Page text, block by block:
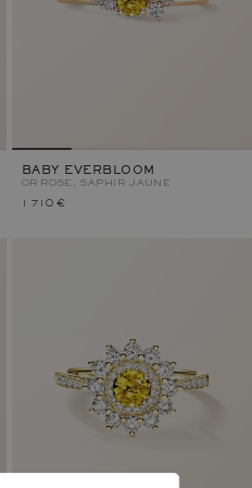
BABY EVERBLOOM
OR ROSE, SAPHIR JAUNE
1 710 €